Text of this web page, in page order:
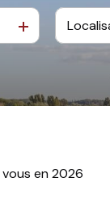
à l'année
en 2026